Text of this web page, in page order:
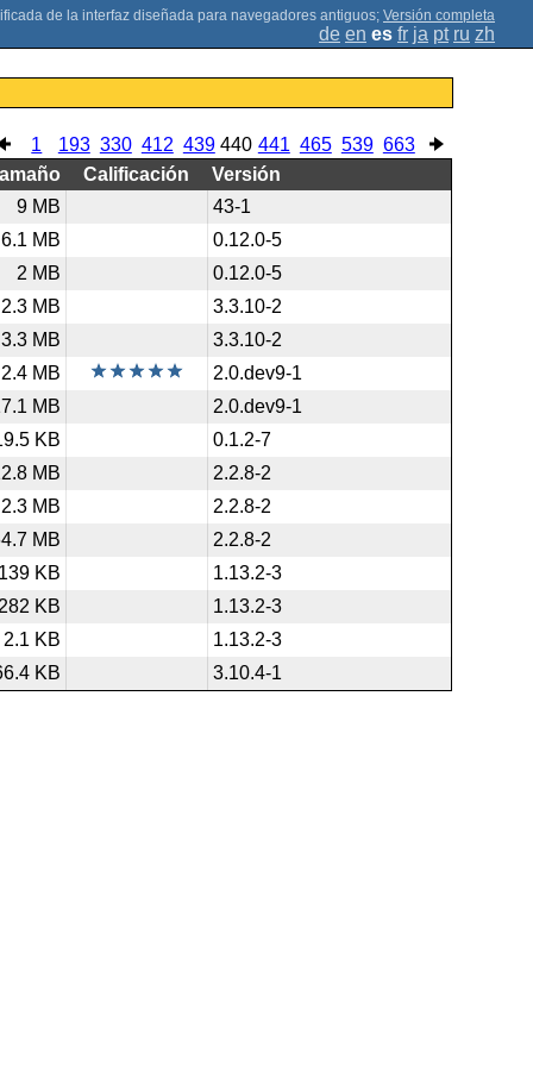
; Versión completa
de en es fr ja pt ru zh
1 193 330 412 439 440 441 465 539 663
Calificación
Versión
9 MB
43-1
6.1 MB
0.12.0-5
2 MB
0.12.0-5
2.3 MB
3.3.10-2
3.3 MB
3.3.10-2
2.4 MB
2.0.dev9-1
MB
2.0.dev9-1
KB
0.1.2-7
MB
2.2.8-2
2.3 MB
2.2.8-2
MB
2.2.8-2
KB
1.13.2-3
KB
1.13.2-3
2.1 KB
1.13.2-3
KB
3.10.4-1